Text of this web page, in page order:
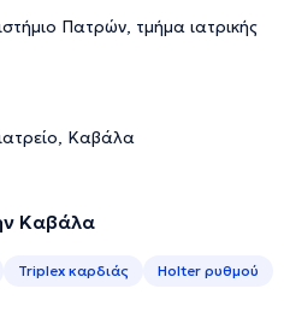
Πατρών, τμήμα ιατρικής
Καβάλα
Καβάλα
Triplex καρδιάς
Holter ρυθμού